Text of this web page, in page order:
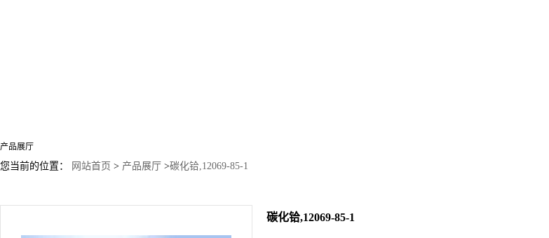
产品展厅
您当前的位置： 网站首页 > 产品展厅 >碳化铪,12069-85-1
碳化铪,12069-85-1